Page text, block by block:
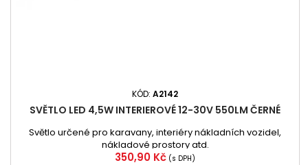
KÓD: A2142
SVĚTLO LED 4,5W INTERIEROVÉ 12-30V 550LM ČERNÉ
Světlo určené pro karavany, interiéry nákladních vozidel,
nákladové prostory atd.
Cena
350,90 Kč (s DPH)